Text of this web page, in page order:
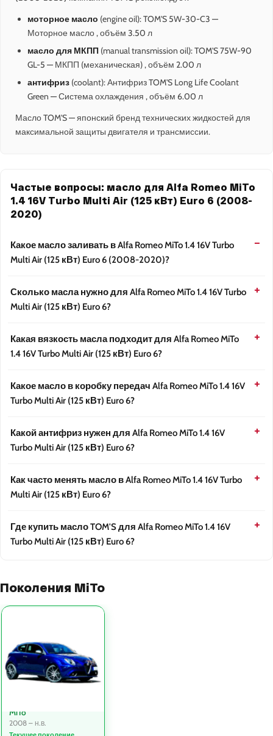
моторное масло (engine oil): TOM'S 5W-30-C3 —
Моторное масло , объём 3.50 л
масло для МКПП (manual transmission oil): TOM'S 75W-90
GL-5 — МКПП (механическая) , объём 2.00 л
антифриз (coolant): Антифриз TOM'S Long Life Coolant
Green — Система охлаждения , объём 6.00 л
Масло TOM'S — японский бренд технических жидкостей для
максимальной защиты двигателя и трансмиссии.
Частые вопросы: масло для Alfa Romeo MiTo
1.4 16V Turbo Multi Air (125 кВт) Euro 6 (2008-
2020)
Какое масло заливать в Alfa Romeo MiTo 1.4 16V Turbo
Multi Air (125 кВт) Euro 6 (2008-2020)?
Сколько масла нужно для Alfa Romeo MiTo 1.4 16V Turbo
Multi Air (125 кВт) Euro 6?
Какая вязкость масла подходит для Alfa Romeo MiTo
1.4 16V Turbo Multi Air (125 кВт) Euro 6?
Какое масло в коробку передач Alfa Romeo MiTo 1.4 16V
Turbo Multi Air (125 кВт) Euro 6?
Какой антифриз нужен для Alfa Romeo MiTo 1.4 16V
Turbo Multi Air (125 кВт) Euro 6?
Как часто менять масло в Alfa Romeo MiTo 1.4 16V Turbo
Multi Air (125 кВт) Euro 6?
Где купить масло TOM'S для Alfa Romeo MiTo 1.4 16V
Turbo Multi Air (125 кВт) Euro 6?
Поколения MiTo
MiTo
2008 – н.в.